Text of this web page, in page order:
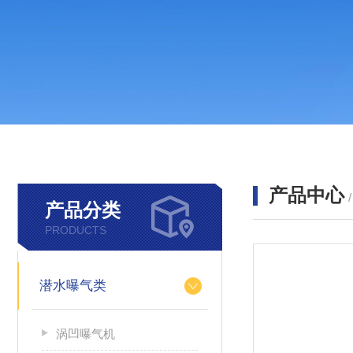
产品分类
PRODUCTS
潜水曝气类
涡凹曝气机
产品中心